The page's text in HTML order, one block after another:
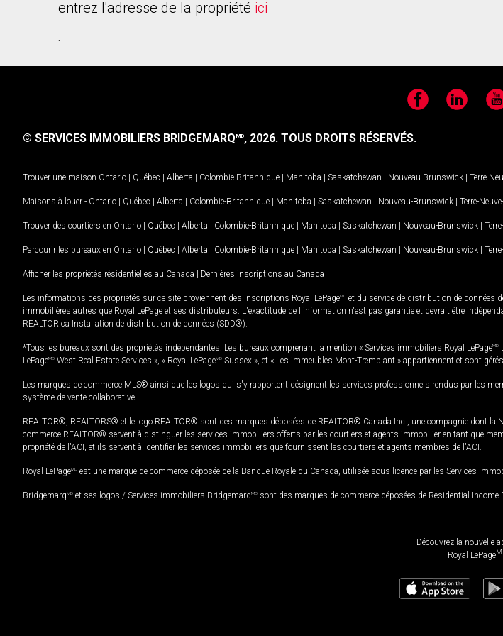
entrez l'adresse de la propriété ici
.
FacebookLinkedIn
© SERVICES IMMOBILIERS BRIDGEMARQMD, 2026. TOUS DROITS RÉSERVÉS.
Trouver une maison Ontario | Québec | Alberta | Colombie-Britannique | Manitoba | Saskatchewan | Nouveau-Brunswick | Terre-
Maisons à louer - Ontario | Québec | Alberta | Colombie-Britannique | Manitoba | Saskatchewan | Nouveau-Brunswick | Terre-
Trouver des courtiers en Ontario | Québec | Alberta | Colombie-Britannique | Manitoba | Saskatchewan | Nouveau-Brunswick |
Parcourir les bureaux en Ontario | Québec | Alberta | Colombie-Britannique | Manitoba | Saskatchewan | Nouveau-Brunswick |
Afficher les propriétés résidentielles au Canada | Dernières inscriptions au Canada
Les informations des propriétés sur ce site proviennent des inscriptions Royal LePageMD et du service de distribution de données
immobilières autres que Royal LePage et ses distributeurs. L'exactitude de l'information n'est pas garantie et devrait être
REALTOR.ca Installation de distribution de données (SDD®).
*Tous les bureaux sont des propriétés indépendantes. Les bureaux comprenant la mention « Services immobiliers Royal LePageMD
LePageMD West Real Estate Services », « Royal LePageMD Sussex », et « Les immeubles Mont-Tremblant » appartiennent et sont
Les marques de commerce MLS® ainsi que les logos qui s'y rapportent désignent les services professionnels rendus par les
système de vente collaborative.
REALTOR®, REALTORS® et le logo REALTOR® sont des marques déposées de REALTOR® Canada Inc., une compagnie dont
commerce REALTOR® servent à distinguer les services immobiliers offerts par les courtiers et agents immobilier en tant que
propriété de l'ACI, et ils servent à identifier les services immobiliers que fournissent les courtiers et agents membres de l'ACI.
Royal LePageMD est une marque de commerce déposée de la Banque Royale du Canada, utilisée sous licence par les Services
BridgemarqMD et ses logos / Services immobiliers BridgemarqMD sont des marques de commerce déposées de Residential
Découvrez la nouvelle
Royal LePage